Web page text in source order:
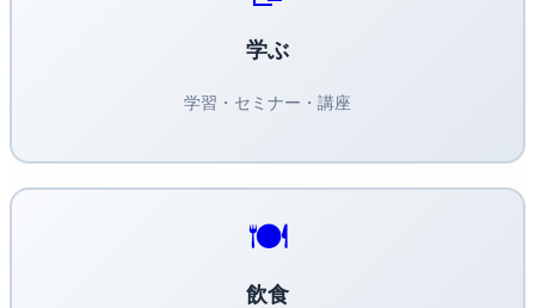
学ぶ
学習・セミナー・講座
🍽️
飲食